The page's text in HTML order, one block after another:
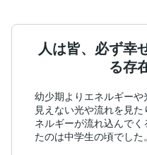
人は皆、必ず幸
る存
幼少期よりエネルギー
見えない光や流れを見
ネルギーが流れ込んで
たのは中学生の頃でした。